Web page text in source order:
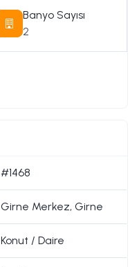
Banyo Sayısı
2
#1468
Girne Merkez, Girne
Konut / Daire